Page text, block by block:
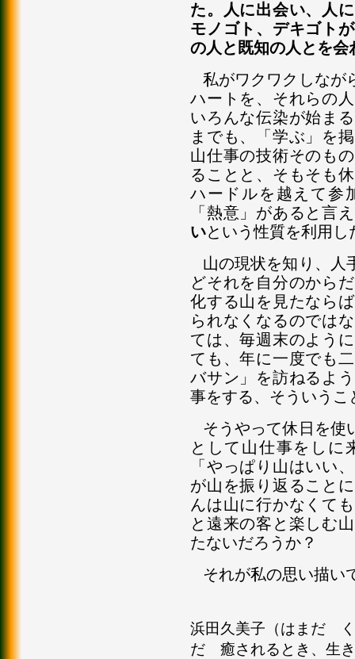
た。人に出会い、人
モノゴト、デキゴト
の人と既知の人とを会
私がワクワクしなが
ハートを、それらの
いろんな伝染が始ま
までも、「学ぶ」を
山仕事の技術そのも
ることと、そもそも
ハードルを越えて参
「熱意」があると言
いという性質を利用
山の現状を知り、人
どそれを自分のから
化する山を見たなら
られなくなるのでは
ては、毎週末のよう
ても、年に一度でも
バサン」を訪ねるよ
事をする、そういう
そうやって休日を使
として山仕事をしに
「やっぱり山はいい
が山を振り返ること
んは山に行かなくて
と遠来の客と楽しむ
たないだろうか？
それが私の思い描い
浜田久美子（はまだ く
だ 癒されるとき、生き